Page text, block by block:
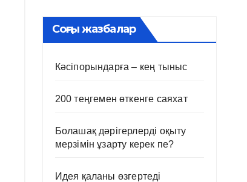
Соңғы жазбалар
Кәсіпорындарға – кең тыныс
200 теңгемен өткенге саяхат
Болашақ дәрігерлерді оқыту
мерзімін ұзарту керек пе?
Идея қаланы өзгертеді